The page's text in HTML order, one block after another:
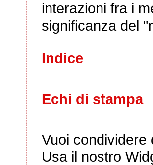
interazioni fra i
significanza del
Indice
Echi di stampa
Vuoi condividere
Usa il nostro